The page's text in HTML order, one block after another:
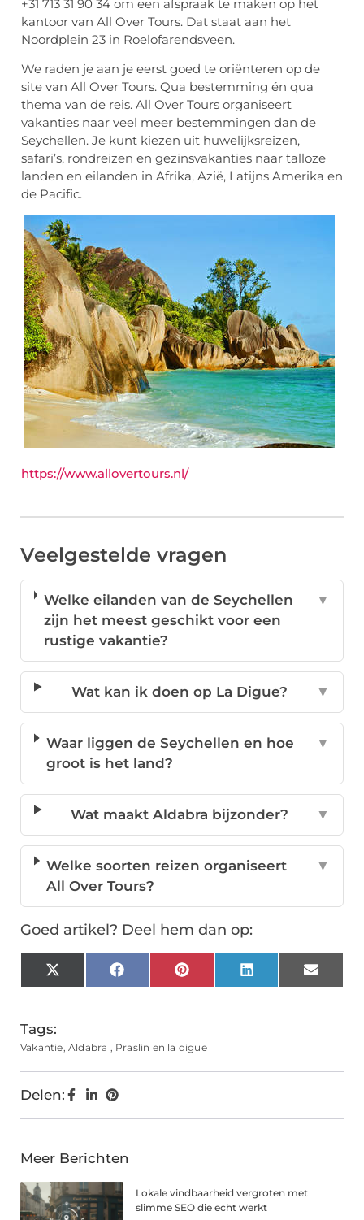
+31 713 31 90 34 om een afspraak te maken op het
kantoor van All Over Tours. Dat staat aan het
Noordplein 23 in Roelofarendsveen.
We raden je aan je eerst goed te oriënteren op de
site van All Over Tours. Qua bestemming én qua
thema van de reis. All Over Tours organiseert
vakanties naar veel meer bestemmingen dan de
Seychellen. Je kunt kiezen uit huwelijksreizen,
safari’s, rondreizen en gezinsvakanties naar talloze
landen en eilanden in Afrika, Azië, Latijns Amerika en
de Pacific.
https://www.allovertours.nl/
Veelgestelde vragen
Welke eilanden van de Seychellen
zijn het meest geschikt voor een
rustige vakantie?
▼
Wat kan ik doen op La Digue? ▼
Waar liggen de Seychellen en hoe
groot is het land?
▼
Wat maakt Aldabra bijzonder? ▼
Welke soorten reizen organiseert
All Over Tours?
▼
Goed artikel? Deel hem dan op:
X
(Twitter)
FacebookPinterestLinkedInEmail
Tags:
Vakantie,Aldabra , Praslin en la digue
Delen:
Meer Berichten
Lokale vindbaarheid vergroten met
slimme SEO die echt werkt